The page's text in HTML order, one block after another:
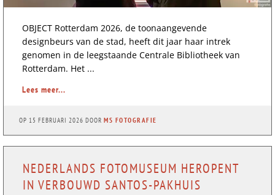
OBJECT Rotterdam 2026, de toonaangevende
designbeurs van de stad, heeft dit jaar haar intrek
genomen in de leegstaande Centrale Bibliotheek van
Rotterdam. Het ...
Lees meer...
OP 15 FEBRUARI 2026 DOORMS FOTOGRAFIE
NEDERLANDS FOTOMUSEUM HEROPENT
IN VERBOUWD SANTOS-PAKHUIS